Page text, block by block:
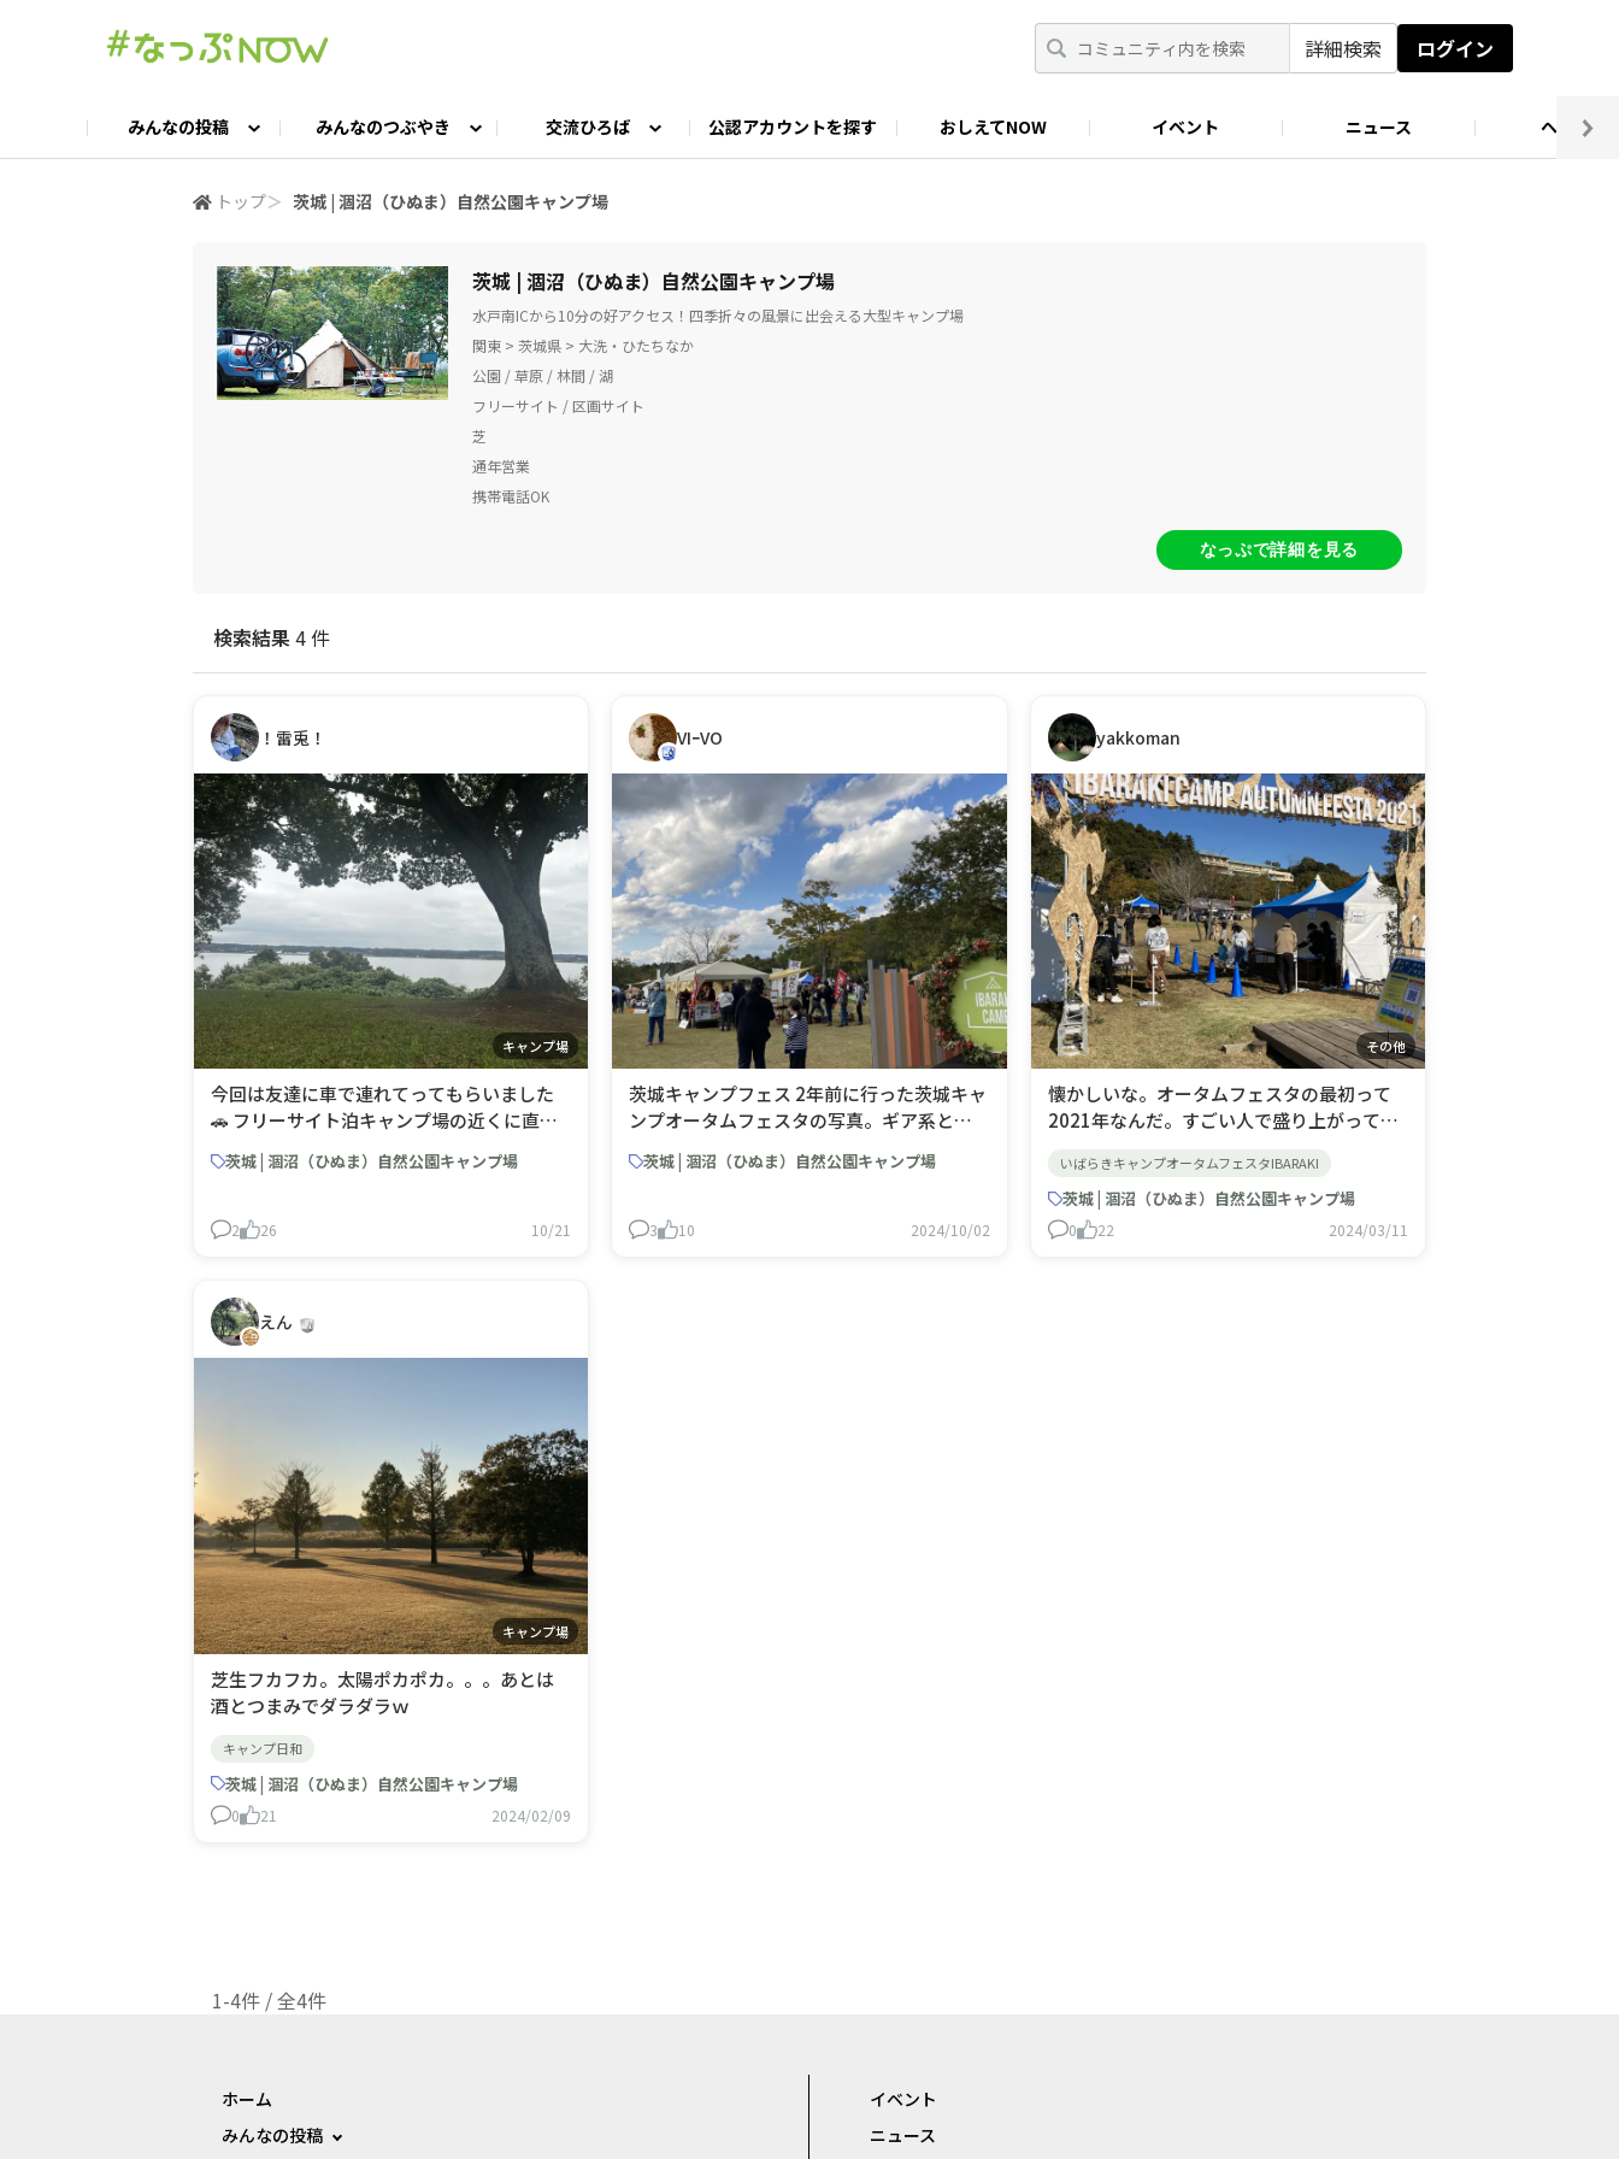
詳細検索 ログイン
みんなの投稿 みんなのつぶやき 交流ひろば
キャンプギア語ろう会 キャンプ飯LABO ゆるっと釣り部 山好きの会
公認アカウントを探す おしえてNOW イベント ニュース ヘルプ
トップ＞ 茨城 | 涸沼（ひぬま）自然公園キャンプ場
茨城 | 涸沼（ひぬま）自然公園キャンプ場
水戸南ICから10分の好アクセス！四季折々の風景に出会える大型キャンプ場
関東 > 茨城県 > 大洗・ひたちなか
公園 / 草原 / 林間 / 湖
フリーサイト / 区画サイト
芝
通年営業
携帯電話OK
なっぷで詳細を見る
検索結果4 件
！雷兎！
キャンプ場
今回は友達に車で連れてってもらいました
🚗 フリーサイト泊キャンプ場の近くに直売
所があって値下げされていた栗を100円で
GET💯坊ちゃんカボチャも100円 シャイン
イコーマートに寄り道冷凍のお肉やブロッ
茨城 | 涸沼（ひぬま）自然公園キャンプ場
2 26 10/21
VIｰVO
茨城キャンプフェス 2年前に行った茨城キャ
ンプオータムフェスタの写真。ギア系とか
アウトドアバイクとか幅広く出店してる
し、ご飯もキッチンカーだけじゃなくて
とで、今年も開催するらしいので予定立てと
茨城 | 涸沼（ひぬま）自然公園キャンプ場
3 10 2024/10/02
yakkoman
その他
懐かしいな。オータムフェスタの最初って
2021年なんだ。すごい人で盛り上がってる
いる。今年もやるのかな？
いばらきキャンプオータムフェスタIBARAKI
茨城 | 涸沼（ひぬま）自然公園キャンプ場
0 22 2024/03/11
えん
キャンプ場
芝生フカフカ。太陽ポカポカ。。。あとは
酒とつまみでダラダラｗ
キャンプ日和
茨城 | 涸沼（ひぬま）自然公園キャンプ場
0 21 2024/02/09
1-4件 / 全4件
ホーム
みんなの投稿
イベント
ニュース